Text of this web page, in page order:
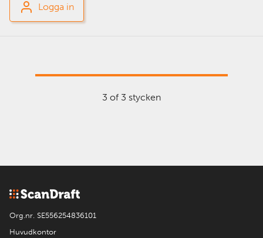
Logga in
3 of 3 stycken
Org.nr. SE556254836101
Huvudkontor